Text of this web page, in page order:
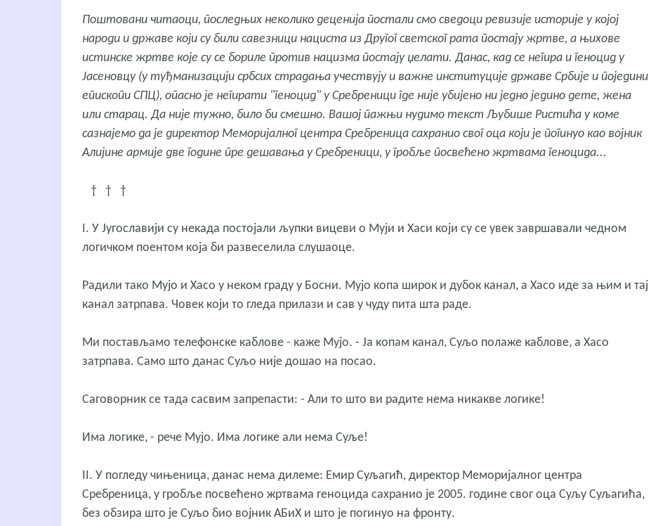
Поштовани читаоци, последњих неколико деценија постали смо сведоци ревизије историје у којој
народи и државе који су били савезници нациста из Другог светског рата постају жртве, а њихове
истинске жртве које су се бориле против нацизма постају џелати. Данас, кад се негира и геноцид у
Јасеновцу (у туђманизацији србсих страдања учествују и важне институције државе Србије и поједини
епископи СПЦ), опасно је негирати "геноцид" у Сребреници где није убијено ни једно једино дете, жена
или старац. Да није тужно, било би смешно. Вашој пажњи нудимо текст Љубише Ристића у коме
сазнајемо да је директор Меморијалног центра Сребреница сахранио свог оца који је погинуо као војник
Алијине армије две године пре дешавања у Сребреници, у гробље посвећено жртвама геноцида...
† † †
I. У Југославији су некада постојали љупки вицеви о Муји и Хаси који су се увек завршавали чедном
логичком поентом која би развеселила слушаоце.
Радили тако Мујо и Хасо у неком граду у Босни. Мујо копа широк и дубок канал, а Хасо иде за њим и тај
канал затрпава. Човек који то гледа прилази и сав у чуду пита шта раде.
Ми постављамо телефонске каблове - каже Мујо. - Ја копам канал, Суљо полаже каблове, а Хасо
затрпава. Само што данас Суљо није дошао на посао.
Саговорник се тада сасвим запрепасти: - Али то што ви радите нема никакве логике!
Има логике, - рече Мујо. Има логике али нема Суље!
II. У погледу чињеница, данас нема дилеме: Емир Суљагић, директор Меморијалног центра
Сребреница, у гробље посвећено жртвама геноцида сахранио je 2005. године свог оца Суљу Суљагића,
без обзира што је Суљо био војник АБиХ и што је погинуо на фронту.